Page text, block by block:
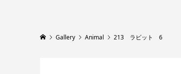
Gallery Animal 213 ラビット 6